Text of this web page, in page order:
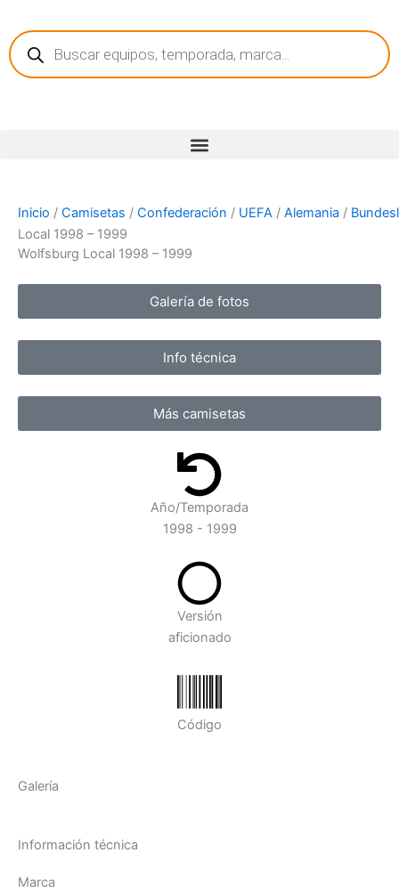
contenido
Búsqueda
de
productos
Inicio / Camisetas / Confederación / UEFA / Alemania /
Local 1998 – 1999
Wolfsburg Local 1998 – 1999
Galería de fotos
Info técnica
Más camisetas
Año/Temporada
1998 - 1999
Versión
aficionado
Código
Galería
Información técnica
Marca